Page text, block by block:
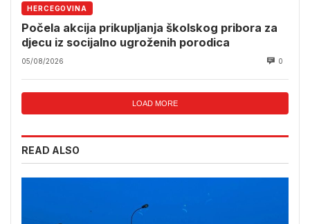
HERCEGOVINA
Počela akcija prikupljanja školskog pribora za
djecu iz socijalno ugroženih porodica
05/08/2026 0
LOAD MORE
READ ALSO